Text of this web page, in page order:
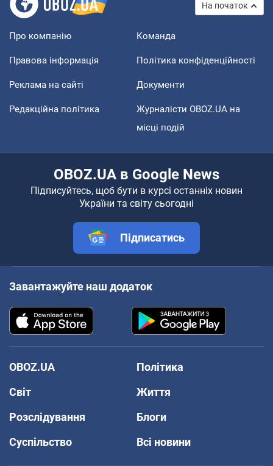
На початок
Про компанію Команда
Правова інформація Політика конфіденційності
Реклама на сайті Документи
Редакційна політика
Журналісти OBOZ.UA на
місці подій
OBOZ.UA в Google News
Підписуйтесь, щоб бути в курсі останніх новин
України та світу сьогодні
Підписатись
Завантажуйте наш додаток
OBOZ.UA
Політика
Світ
Життя
Розслідування
Блоги
Суспільство
Всі новини